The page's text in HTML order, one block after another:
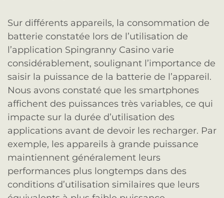
Sur différents appareils, la consommation de
batterie constatée lors de l’utilisation de
l’application Spingranny Casino varie
considérablement, soulignant l’importance de
saisir la puissance de la batterie de l’appareil.
Nous avons constaté que les smartphones
affichent des puissances très variables, ce qui
impacte sur la durée d’utilisation des
applications avant de devoir les recharger. Par
exemple, les appareils à grande puissance
maintiennent généralement leurs
performances plus longtemps dans des
conditions d’utilisation similaires que leurs